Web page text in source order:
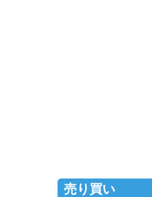
売り買い